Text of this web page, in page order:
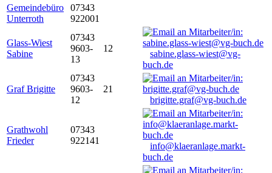
Gemeindebüro
Unterroth
07343
922001
Glass-Wiest
Sabine
07343
9603-
13
12
sabine.glass-wiest@vg-
buch.de
Graf Brigitte
07343
9603-
12
21
brigitte.graf@vg-buch.de
Grathwohl
Frieder
07343
922141
info@klaeranlage.markt-
buch.de